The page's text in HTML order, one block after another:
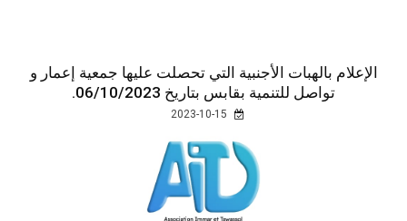
الإعلام بالهبات الأجنبية التي تحصلت عليها جمعية إعمار و
تواصل للتنمية بقابس بتاريخ 06/10/2023.